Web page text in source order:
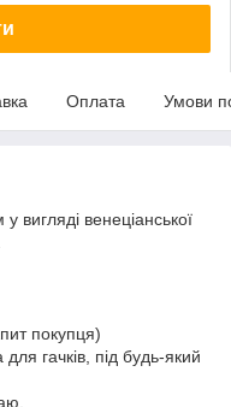
Оплата Умови
вигляді венеціанської
покупця)
гачків, під будь-який